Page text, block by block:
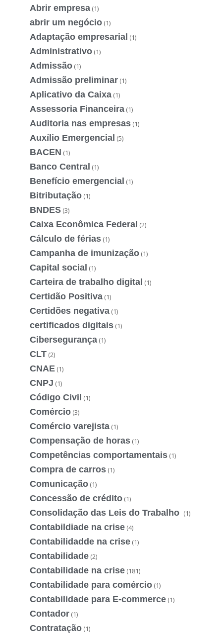
Abrir empresa (1)
abrir um negócio (1)
Adaptação empresarial (1)
Administrativo (1)
Admissão (1)
Admissão preliminar (1)
Aplicativo da Caixa (1)
Assessoria Financeira (1)
Auditoria nas empresas (1)
Auxílio Emergencial (5)
BACEN (1)
Banco Central (1)
Benefício emergencial (1)
Bitributação (1)
BNDES (3)
Caixa Econômica Federal (2)
Cálculo de férias (1)
Campanha de imunização (1)
Capital social (1)
Carteira de trabalho digital (1)
Certidão Positiva (1)
Certidões negativa (1)
certificados digitais (1)
Cibersegurança (1)
CLT (2)
CNAE (1)
CNPJ (1)
Código Civil (1)
Comércio (3)
Comércio varejista (1)
Compensação de horas (1)
Competências comportamentais (1)
Compra de carros (1)
Comunicação (1)
Concessão de crédito (1)
Consolidação das Leis do Trabalho (1)
Contabildiade na crise (4)
Contabilidadde na crise (1)
Contabilidade (2)
Contabilidade na crise (181)
Contabilidade para comércio (1)
Contabilidade para E-commerce (1)
Contador (1)
Contratação (1)